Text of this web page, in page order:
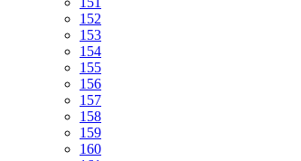
152
153
154
155
156
157
158
159
160